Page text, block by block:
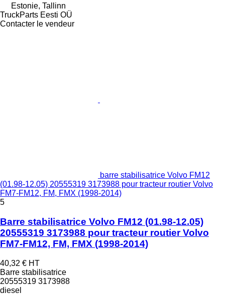
Estonie, Tallinn
TruckParts Eesti OÜ
Contacter le vendeur
barre stabilisatrice Volvo FM12
(01.98-12.05) 20555319 3173988 pour tracteur routier Volvo
FM7-FM12, FM, FMX (1998-2014)
5
Barre stabilisatrice Volvo FM12 (01.98-12.05)
20555319 3173988 pour tracteur routier Volvo
FM7-FM12, FM, FMX (1998-2014)
40,32 € HT
Barre stabilisatrice
20555319 3173988
diesel